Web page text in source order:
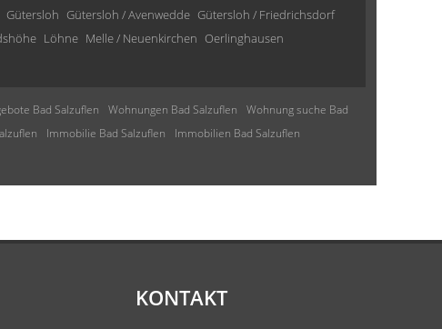
Gütersloh Gütersloh / Avenwedde Gütersloh / Friedrichsdorf
Löhne Melle / Neuenkirchen Oerlinghausen
Bad Salzuflen Wohnungen Bad Salzuflen
Wohnung suche Bad
Immobilie Bad Salzuflen
Immobilien Bad Salzuflen
KONTAKT